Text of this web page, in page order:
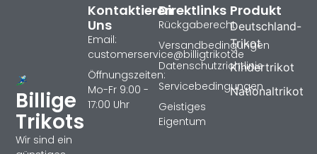
Billige
Trikots
Wir sind ein
Produkt
Deutschland-
Trikot
Kindertrikot
Nationaltrikot
Direktlinks
Rückgaberecht
Versandbedingungen
Datenschutzrichtlinie
Servicebedingungen
Geistiges
Eigentum
Kontaktieren
Uns
Email:
customerservice@billigtrikotde
Öffnungszeiten:
Mo-Fr 9:00 -
17:00 Uhr